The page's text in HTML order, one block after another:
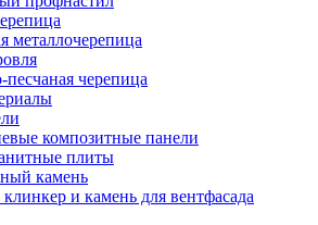
металлочерепица
черепица
композитные панели
плиты
камень
и камень для вентфасада